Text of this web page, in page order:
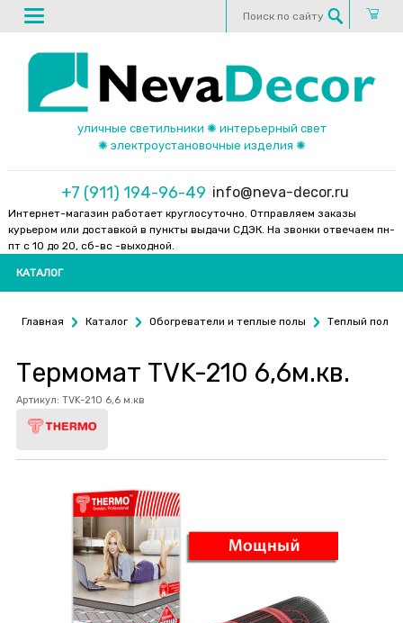
уличные светильники ✺ интерьерный свет
✺ электроустановочные изделия ✺
+7 (911) 194-96-49 info@neva-decor.ru
Интернет-магазин работает круглосуточно. Отправляем заказы
курьером или доставкой в пункты выдачи СДЭК. На звонки отвечаем пн-
пт с 10 до 20, сб-вс -выходной.
КАТАЛОГ
Главная Каталог Обогреватели и теплые полы Теплый пол
Термомат TVK-210 6,6м.кв.
Артикул: TVK-210 6,6 м.кв